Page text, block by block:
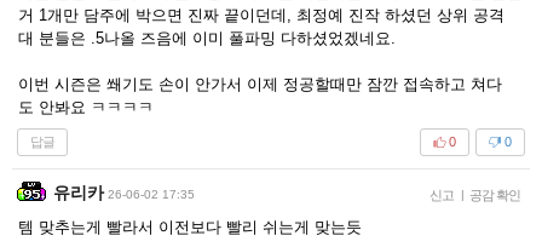
거 1개만 담주에 박으면 진짜 끝이던데, 최정예 진작 하셨던 상위 공격
대 분들은 .5나올 즈음에 이미 풀파밍 다하셨었겠네요.
이번 시즌은 쐐기도 손이 안가서 이제 정공할때만 잠깐 접속하고 쳐다
도 안봐요 ㅋㅋㅋㅋ
답글 0
0
유리카 26-06-02 17:35 신고 | 공감 확인
템 맞추는게 빨라서 이전보다 빨리 쉬는게 맞는듯